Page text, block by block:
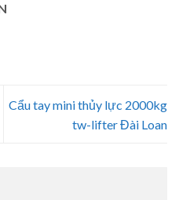
Cẩu tay mini thủy lực 2000kg
tw-lifter Đài Loan